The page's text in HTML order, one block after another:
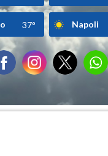
37° Napoli